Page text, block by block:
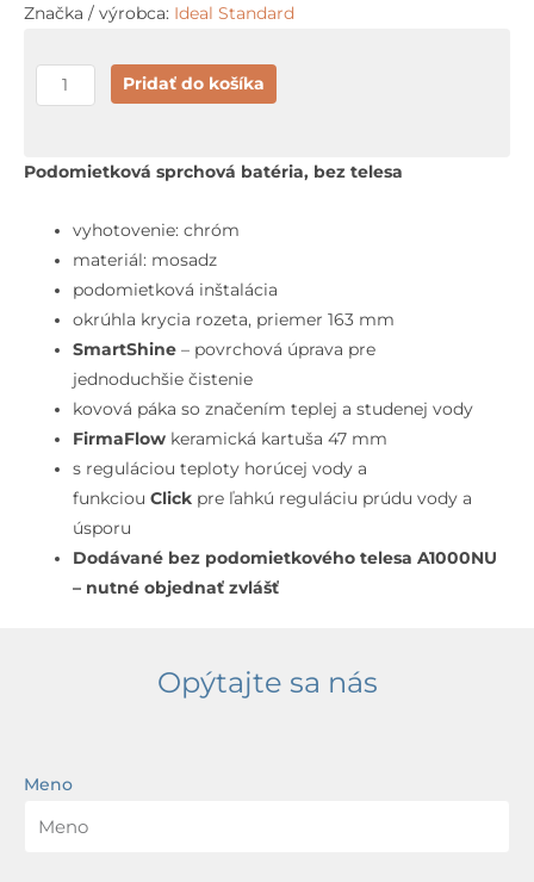
Značka / výrobca: Ideal Standard
množstvo
Ideal
Ceralife
Sprchová
batéria
pod
omietku,
chróm
Pridať do košíka
Podomietková sprchová batéria, bez telesa
vyhotovenie: chróm
materiál: mosadz
podomietková inštalácia
okrúhla krycia rozeta, priemer 163 mm
SmartShine – povrchová úprava pre
jednoduchšie čistenie
kovová páka so značením teplej a studenej vody
FirmaFlow keramická kartuša 47 mm
s reguláciou teploty horúcej vody a
funkciouClick pre ľahkú reguláciu prúdu vody a
úsporu
Dodávané bez podomietkového telesa A1000NU
– nutné objednať zvlášť
Opýtajte sa nás
Meno